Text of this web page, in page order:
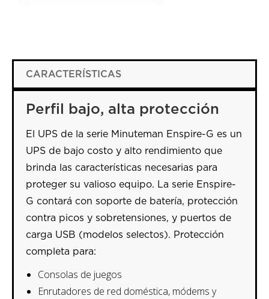
CARACTERÍSTICAS
Perfil bajo, alta protección
El UPS de la serie Minuteman Enspire-G es un
UPS de bajo costo y alto rendimiento que
brinda las características necesarias para
proteger su valioso equipo. La serie Enspire-
G contará con soporte de batería, protección
contra picos y sobretensiones, y puertos de
carga USB (modelos selectos). Protección
completa para:
Consolas de juegos
Enrutadores de red doméstica, módems y